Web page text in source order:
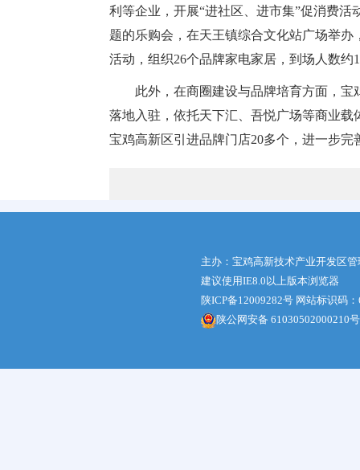
利等企业，开展“进社区、进市集”促消费
题的乐购会，在天王镇综合文化站广场举办
活动，组织26个品牌家电家居，到场人数约
此外，在商圈建设与品牌培育方面，
落地入驻，依托天下汇、吾悦广场等商业
宝鸡高新区引进品牌门店20多个，进一步
主办：宝鸡高新技术产业开发区
建议使用IE8.0以上版本浏览器
陕ICP备12009282号 网站标识码
陕公网安备 61030502000210号